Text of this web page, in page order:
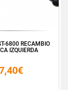
6800 RECAMBIO
IZQUIERDA